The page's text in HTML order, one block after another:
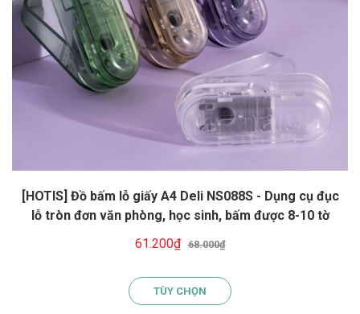
[HOTIS] Đồ bấm lỗ giấy A4 Deli NS088S - Dụng cụ đục
lỗ tròn đơn văn phòng, học sinh, bấm được 8-10 tờ
61.200₫ 68.000₫
TÙY CHỌN